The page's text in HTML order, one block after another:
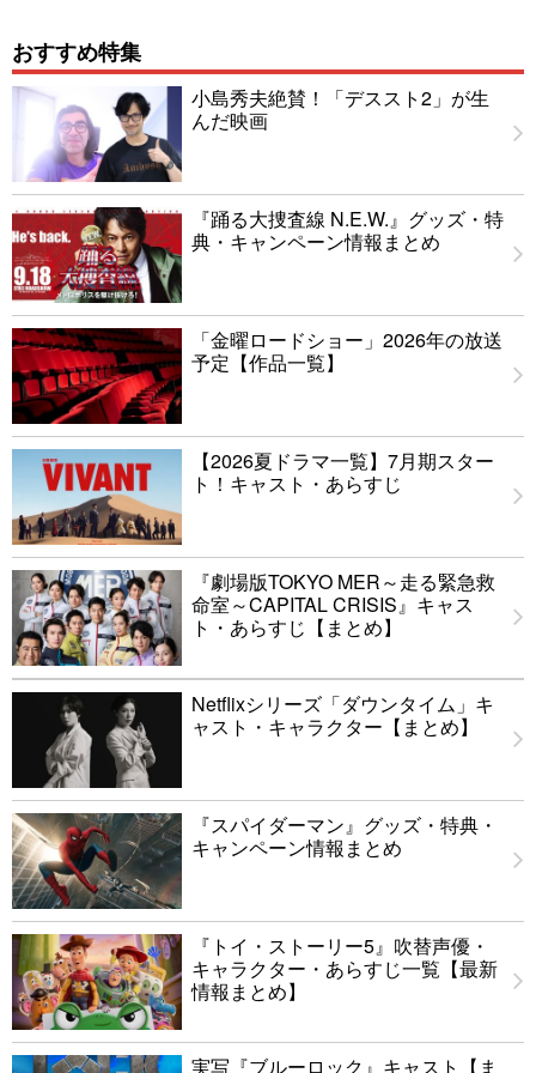
おすすめ特集
小島秀夫絶賛！「デススト2」が生
んだ映画
『踊る大捜査線 N.E.W.』グッズ・特
典・キャンペーン情報まとめ
「金曜ロードショー」2026年の放送
予定【作品一覧】
【2026夏ドラマ一覧】7月期スター
ト！キャスト・あらすじ
『劇場版TOKYO MER～走る緊急救
命室～CAPITAL CRISIS』キャス
ト・あらすじ【まとめ】
Netflixシリーズ「ダウンタイム」キ
ャスト・キャラクター【まとめ】
『スパイダーマン』グッズ・特典・
キャンペーン情報まとめ
『トイ・ストーリー5』吹替声優・
キャラクター・あらすじ一覧【最新
情報まとめ】
実写『ブルーロック』キャスト【ま